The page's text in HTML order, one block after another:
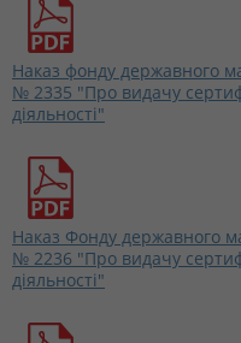
Наказ фонду державного
№ 2335 "Про видачу
діяльності"
Наказ Фонду державного
№ 2236 "Про видачу
діяльності"